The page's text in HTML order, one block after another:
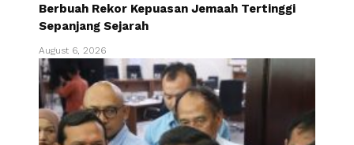
Berbuah Rekor Kepuasan Jemaah Tertinggi
Sepanjang Sejarah
August 6, 2026